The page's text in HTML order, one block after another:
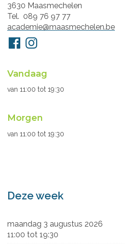
3630 Maasmechelen
Tel.
089 76 97 77
E-
mail
academie@maasmechelen.be
Volg
ons
FacebookInstagram
Openingsuren
secretariaat
Vandaag
van 11:00 tot 19:30
Morgen
van 11:00 tot 19:30
Deze week
maandag 3 augustus 2026
11:00 tot 19:30